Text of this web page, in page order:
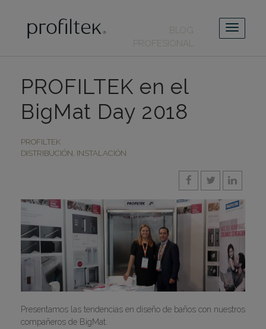
BLOG
PROFESIONAL
PROFILTEK en el
BigMat Day 2018
PROFILTEK
DISTRIBUCIÓN, INSTALACIÓN
Presentamos las tendencias en diseño de baños con nuestros
compañeros de BigMat.